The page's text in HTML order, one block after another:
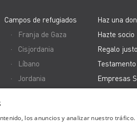
Campos de refugiados
Franja de Gaza
Cisjordania
Líbano
Jordania
Haz una
Hazte socio
Regalo justo
Empresas
los anuncios y analizar nuestro